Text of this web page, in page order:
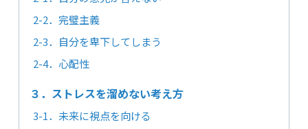
2-2．完璧主義
2-3．自分を卑下してしまう
2-4．心配性
３．ストレスを溜めない考え方
3-1．未来に視点を向ける